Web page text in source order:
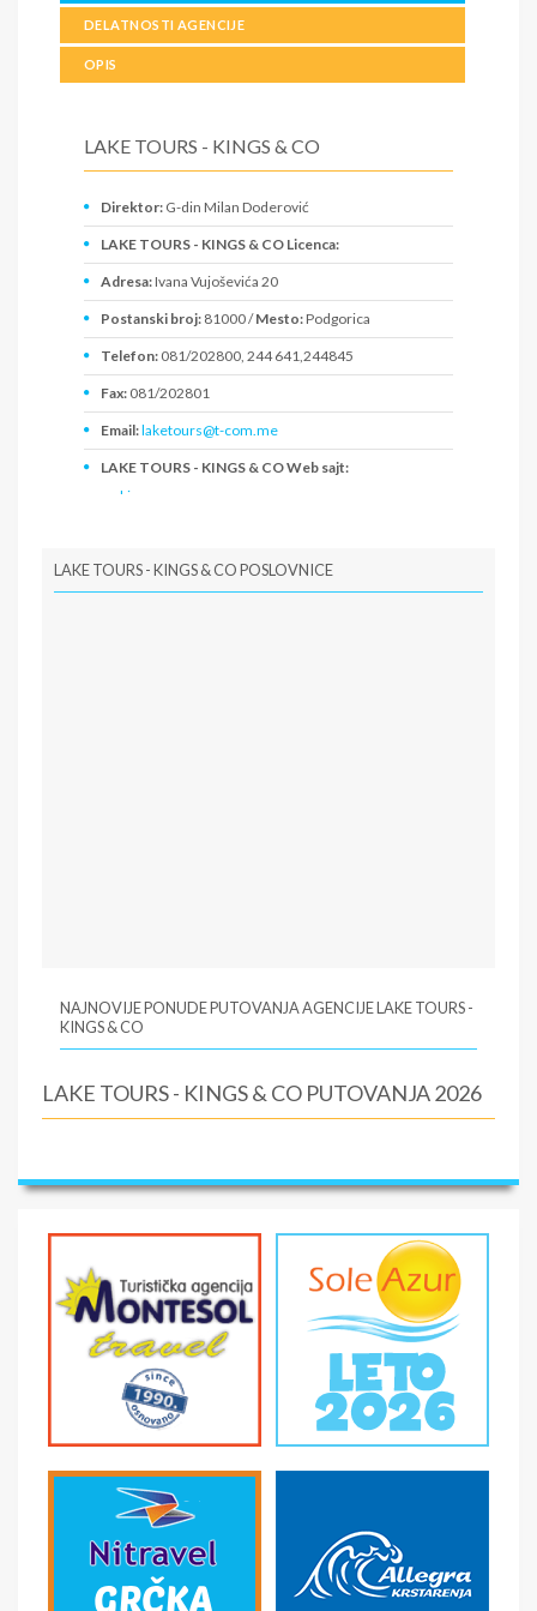
DELATNOSTI AGENCIJE
OPIS
LAKE TOURS - KINGS & CO
Direktor: G-din Milan Doderović
LAKE TOURS - KINGS & CO Licenca:
Adresa: Ivana Vujoševića 20
Postanski broj: 81000 /Mesto: Podgorica
Telefon: 081/202800, 244 641,244845
Fax: 081/202801
Email:laketours@t-com.me
LAKE TOURS - KINGS & CO Web sajt:
www.kingsmn.com
LAKE TOURS - KINGS & CO POSLOVNICE
NAJNOVIJE PONUDE PUTOVANJA AGENCIJE LAKE TOURS -
KINGS & CO
LAKE TOURS - KINGS & CO PUTOVANJA 2026